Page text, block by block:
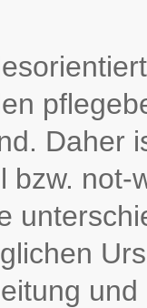
Daher
bzw. not-